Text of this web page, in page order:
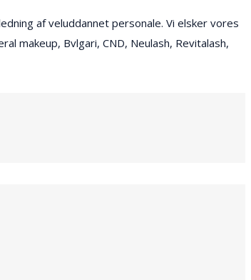
af veluddannet personale. Vi elsker vores
makeup, Bvlgari, CND, Neulash, Revitalash,